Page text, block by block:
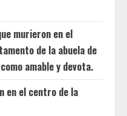
murieron en el
de la abuela de
amable y devota.
en el centro de la